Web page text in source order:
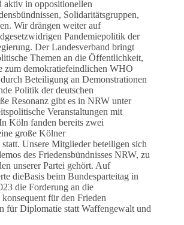
aktiv in oppositionellen
Solidaritätsgruppen,
Wir drängen weiter auf
Pandemiepolitik der
Der Landesverband bringt
Themen an die Öffentlichkeit,
zum demokratiefeindlichen WHO
Beteiligung an Demonstrationen
Politik der deutschen
Resonanz gibt es in NRW unter
Veranstaltungen mit
Köln fanden bereits zwei
große Kölner
Unsere Mitglieder beteiligen sich
des Friedensbündnisses NRW, zu
unserer Partei gehört. Auf
dieBasis beim Bundesparteitag in
die Forderung an die
für den Frieden
für Diplomatie statt Waffengewalt und